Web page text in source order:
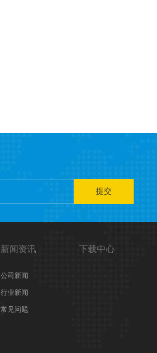
提交
新闻资讯
公司新闻
行业新闻
常见问题
下载中心